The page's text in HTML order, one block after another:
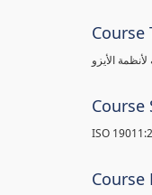
Course
الأيزو
ISO
Course